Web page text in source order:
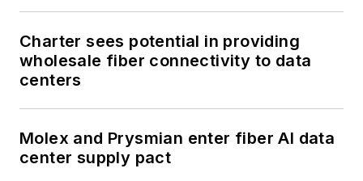
Charter sees potential in providing
wholesale fiber connectivity to data
centers
Molex and Prysmian enter fiber AI data
center supply pact